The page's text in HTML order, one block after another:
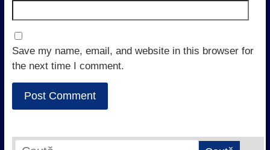
Save my name, email, and website in this browser for
the next time I comment.